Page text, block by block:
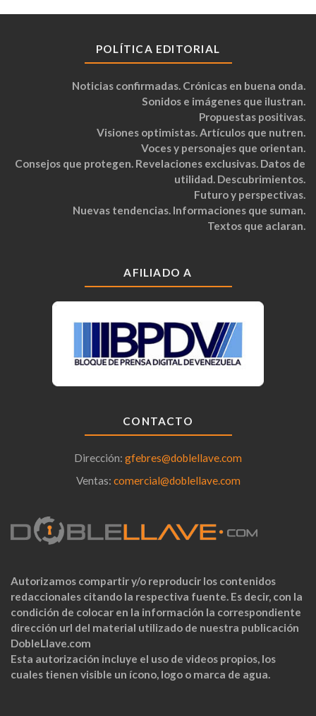
POLÍTICA EDITORIAL
Noticias confirmadas. Crónicas en buena onda.
Sonidos e imágenes que ilustran.
Propuestas positivas.
Visiones optimistas. Artículos que nutren.
Voces y personajes que orientan.
Consejos que protegen. Revelaciones exclusivas. Datos de
utilidad. Descubrimientos.
Futuro y perspectivas.
Nuevas tendencias. Informaciones que suman.
Textos que aclaran.
AFILIADO A
CONTACTO
Dirección: gfebres@doblellave.com
Ventas: comercial@doblellave.com
Autorizamos compartir y/o reproducir los contenidos
redaccionales citando la respectiva fuente. Es decir, con la
condición de colocar en la información la correspondiente
dirección url del material utilizado de nuestra publicación
DobleLlave.com
Esta autorización incluye el uso de videos propios, los
cuales tienen visible un ícono, logo o marca de agua.